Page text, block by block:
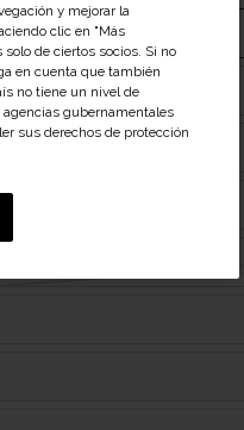
y mejorar la
clic en "Más
de ciertos socios. Si no
en cuenta que también
no tiene un nivel de
agencias gubernamentales
sus derechos de protección